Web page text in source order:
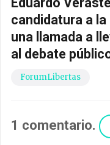
candidatura a
una llamada a
al debate
ForumLibertas
1 comentario.